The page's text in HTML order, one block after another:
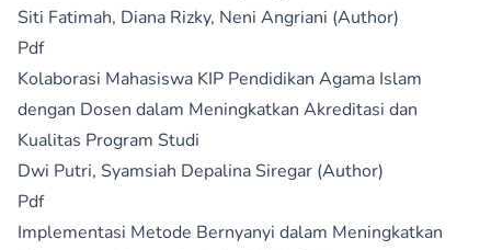
Siti Fatimah, Diana Rizky, Neni Angriani (Author)
Pdf
Kolaborasi Mahasiswa KIP Pendidikan Agama Islam
dengan Dosen dalam Meningkatkan Akreditasi dan
Kualitas Program Studi
Dwi Putri, Syamsiah Depalina Siregar (Author)
Pdf
Implementasi Metode Bernyanyi dalam Meningkatkan